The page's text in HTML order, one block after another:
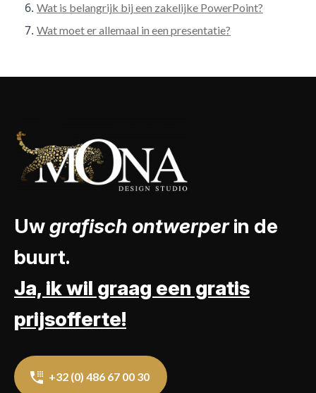
Wat is belangrijk bij een zakelijke PowerPoint?
Wat moet er allemaal in een presentatie?
Uwgrafisch ontwerperin de
buurt.
Ja, ik wil graag een gratis
prijsofferte!
+32 (0) 486 67 00 30